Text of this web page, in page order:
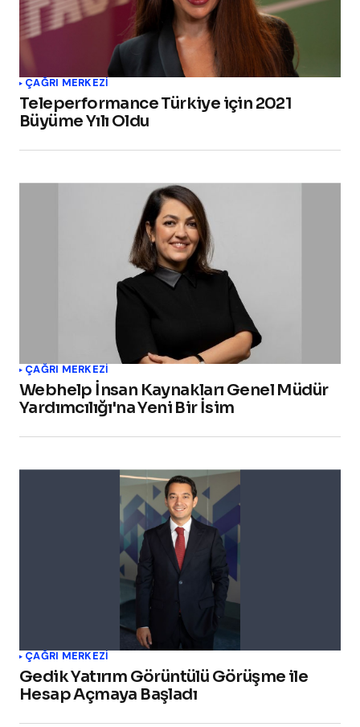
ÇAĞRI MERKEZI
Teleperformance Türkiye için 2021
Büyüme Yılı Oldu
ÇAĞRI MERKEZI
Webhelp İnsan Kaynakları Genel Müdür
Yardımcılığı'na Yeni Bir İsim
ÇAĞRI MERKEZI
Gedik Yatırım Görüntülü Görüşme ile
Hesap Açmaya Başladı